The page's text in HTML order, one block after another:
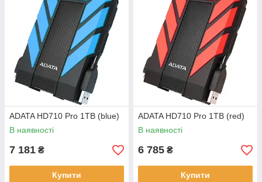
ADATA HD710 Pro 1TB (blue)
В наявності
7 181 ₴
Купити
ADATA HD710 Pro 1TB (red)
В наявності
6 785 ₴
Купити